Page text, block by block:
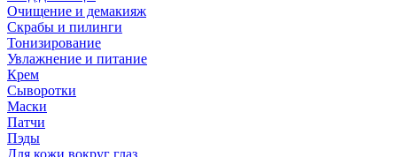
Очищение и демакияж
Скрабы и пилинги
Тонизирование
Увлажнение и питание
Крем
Сыворотки
Маски
Патчи
Пэды